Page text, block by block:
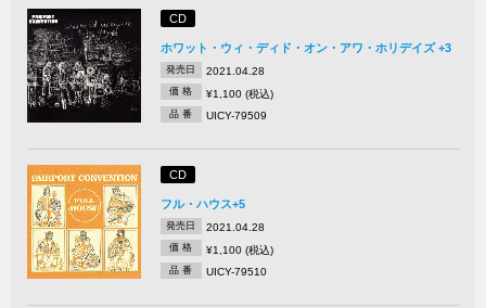
CD
ホワット・ウィ・ディド・オン・アワ・ホリデイズ +3
発売日 2021.04.28
価 格 ¥1,100 (税込)
品 番 UICY-79509
CD
フル・ハウス+5
発売日 2021.04.28
価 格 ¥1,100 (税込)
品 番 UICY-79510